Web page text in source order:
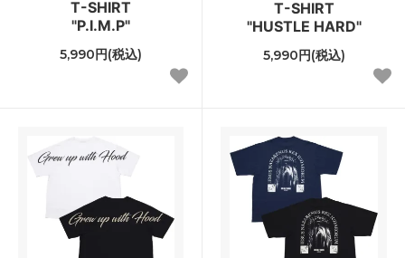
T-SHIRT
"P.I.M.P"
5,990円(税込)
T-SHIRT
"HUSTLE HARD"
5,990円(税込)